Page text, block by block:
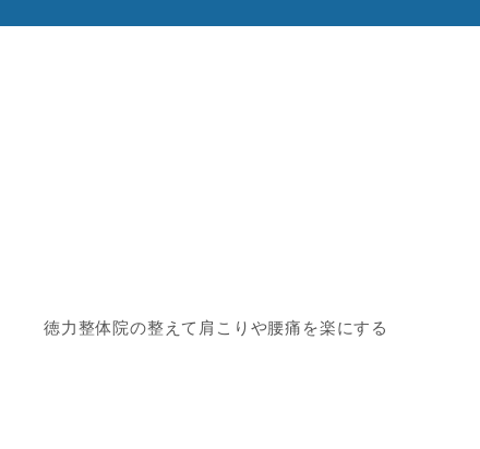
徳力整体院の整えて肩こりや腰痛を楽にする